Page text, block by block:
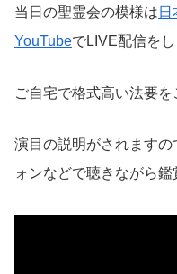
当日の聖霊会の模様は
YouTubeでLIVE配信をし
ご自宅で格式高い法要を
演目の説明がされます
ォンなどで聴きながら鑑